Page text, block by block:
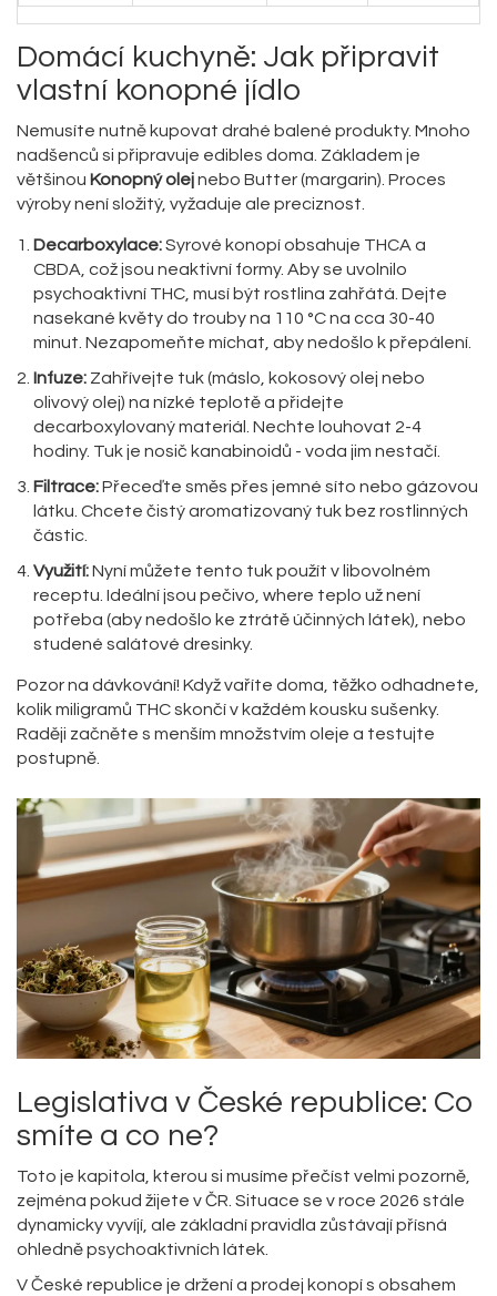
Domácí kuchyně: Jak připravit
vlastní konopné jídlo
Nemusíte nutně kupovat drahé balené produkty. Mnoho
nadšenců si připravuje edibles doma. Základem je
většinou Konopný olejnebo Butter (margarin) Proces
výroby není složitý, vyžaduje ale preciznost.
Decarboxylace:Syrové konopí obsahuje THCA a
CBDA, což jsou neaktivní formy. Aby se uvolnilo
psychoaktivní THC, musí být rostlina zahřátá. Dejte
nasekané květy do trouby na 110 °C na cca 30-40
minut. Nezapomeňte míchat, aby nedošlo k přepálení.
Infuze: Zahřívejte tuk (máslo, kokosový olej nebo
olivový olej) na nízké teplotě a přidejte
decarboxylovaný materiál. Nechte louhovat 2-4
hodiny. Tuk je nosič kanabinoidů - voda jim nestačí.
Filtrace:Přeceďte směs přes jemné síto nebo gázovou
látku. Chcete čistý aromatizovaný tuk bez rostlinných
částic.
Využití:Nyní můžete tento tuk použít v libovolném
receptu. Ideální jsou pečivo, where teplo už není
potřeba (aby nedošlo ke ztrátě účinných látek), nebo
studené salátové dresinky.
Pozor na dávkování! Když vaříte doma, těžko odhadnete,
kolik miligramů THC skončí v každém kousku sušenky.
Raději začněte s menším množstvím oleje a testujte
postupně.
Legislativa v České republice: Co
smíte a co ne?
Toto je kapitola, kterou si musíme přečíst velmi pozorně,
zejména pokud žijete v ČR. Situace se v roce 2026 stále
dynamicky vyvíjí, ale základní pravidla zůstávají přísná
ohledně psychoaktivních látek.
V České republice je držení a prodej konopí s obsahem